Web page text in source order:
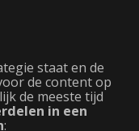
staat en de
de content op
de meeste tijd
in een
: